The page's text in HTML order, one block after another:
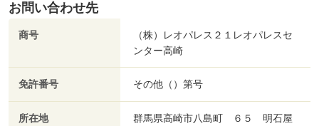
お問い合わせ先
商号
（株）レオパレス２１レオパレスセ
ンター高崎
免許番号 その他（）第号
所在地
群馬県高崎市八島町 ６５ 明石屋